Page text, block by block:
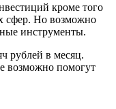
кроме того
сфер. Но возможно
инструменты.
рублей в месяц.
возможно помогут